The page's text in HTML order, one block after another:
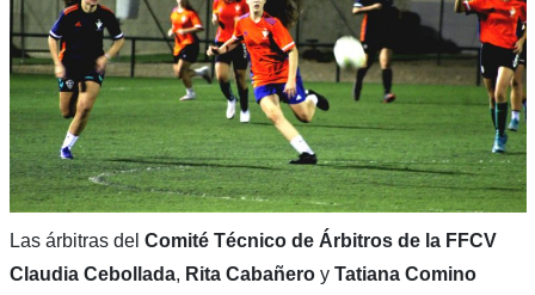
Las árbitras del Comité Técnico de Árbitros de la FFCV
Claudia Cebollada, Rita Cabañero y Tatiana Comino